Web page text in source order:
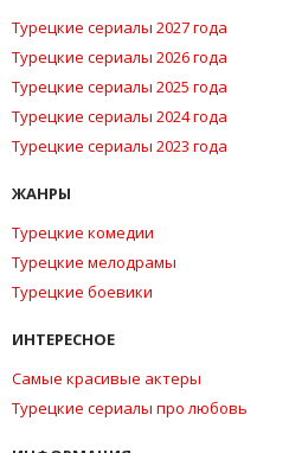
Турецкие сериалы 2027 года
Турецкие сериалы 2026 года
Турецкие сериалы 2025 года
Турецкие сериалы 2024 года
Турецкие сериалы 2023 года
ЖАНРЫ
Турецкие комедии
Турецкие мелодрамы
Турецкие боевики
ИНТЕРЕСНОЕ
Самые красивые актеры
Турецкие сериалы про любовь